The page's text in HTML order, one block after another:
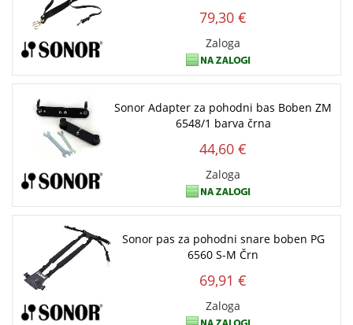
79,30 €
Zaloga
Sonor Adapter za pohodni bas Boben ZM
6548/1 barva črna
44,60 €
Zaloga
Sonor pas za pohodni snare boben PG
6560 S-M Črn
69,91 €
Zaloga